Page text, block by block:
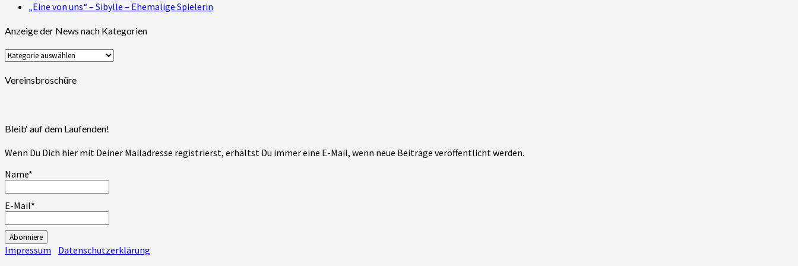
„Eine von uns“ – Sibylle – Ehemalige Spielerin
Anzeige der News nach Kategorien
Anzeige
News
Vereinsbroschüre
Bleib‘ auf dem Laufenden!
Wenn Du Dich hier mit Deiner Mailadresse registrierst, erhältst Du immer eine E-Mail, wenn neue Beiträge veröffentlicht werden.
Name*
E-Mail*
Impressum Datenschutzerklärung